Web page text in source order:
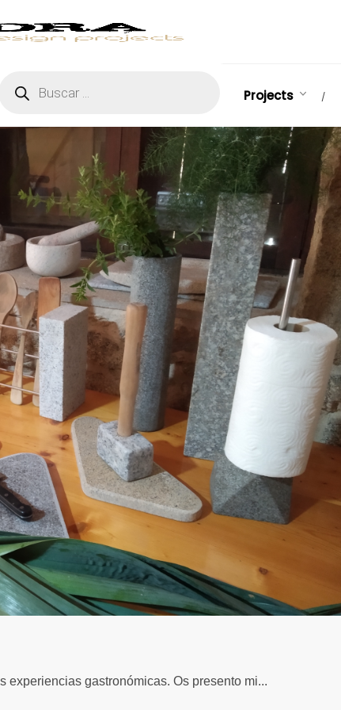
search
Projects
experiencias gastronómicas. Os presento mi...